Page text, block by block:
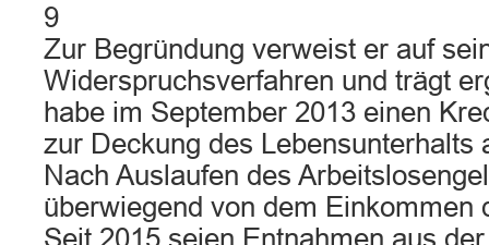
9
Zur Begründung verweist er auf
Widerspruchsverfahren und trägt
habe im September 2013 einen
zur Deckung des Lebensunterhalts
Nach Auslaufen des
überwiegend von dem Einkommen
Seit 2015 seien Entnahmen aus